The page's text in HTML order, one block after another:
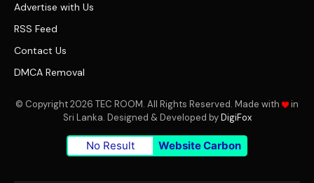
Advertise with Us
RSS Feed
Contact Us
DMCA Removal
© Copyright 2026 TEC ROOM. All Rights Reserved. Made with
in
Sri Lanka. Designed & Developed byDigiFox
No Result Website Carbon